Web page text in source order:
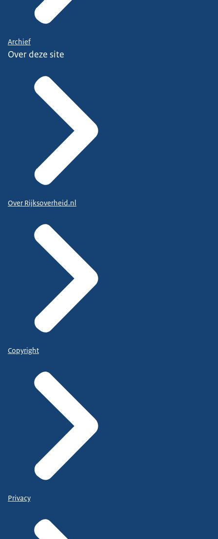
Archief
Over deze site
Over Rijksoverheid.nl
Copyright
Privacy